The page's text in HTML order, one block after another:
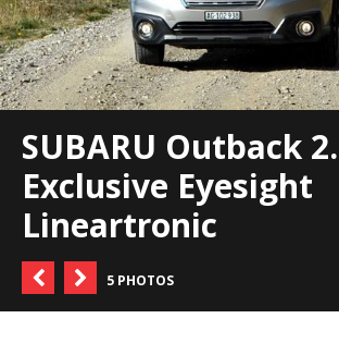
SUBARU Outback
Exclusive Eyesight
Lineartronic
5 PHOTOS